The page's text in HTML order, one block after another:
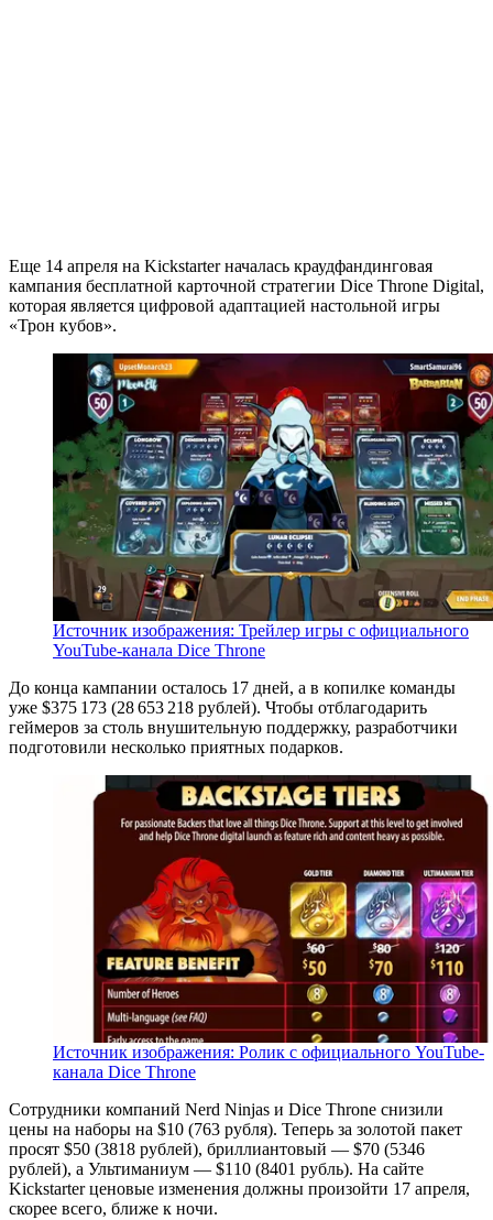
Еще 14 апреля на Kickstarter началась краудфандинговая
кампания бесплатной карточной стратегии Dice Throne Digital,
которая является цифровой адаптацией настольной игры
«Трон кубов».
Источник изображения: Трейлер игры с официального
YouTube-канала Dice Throne
До конца кампании осталось 17 дней, а в копилке команды
уже $375 173 (28 653 218 рублей). Чтобы отблагодарить
геймеров за столь внушительную поддержку, разработчики
подготовили несколько приятных подарков.
Источник изображения: Ролик с официального YouTube-
канала Dice Throne
Сотрудники компаний Nerd Ninjas и Dice Throne снизили
цены на наборы на $10 (763 рубля). Теперь за золотой пакет
просят $50 (3818 рублей), бриллиантовый — $70 (5346
рублей), а Ультиманиум — $110 (8401 рубль). На сайте
Kickstarter ценовые изменения должны произойти 17 апреля,
скорее всего, ближе к ночи.